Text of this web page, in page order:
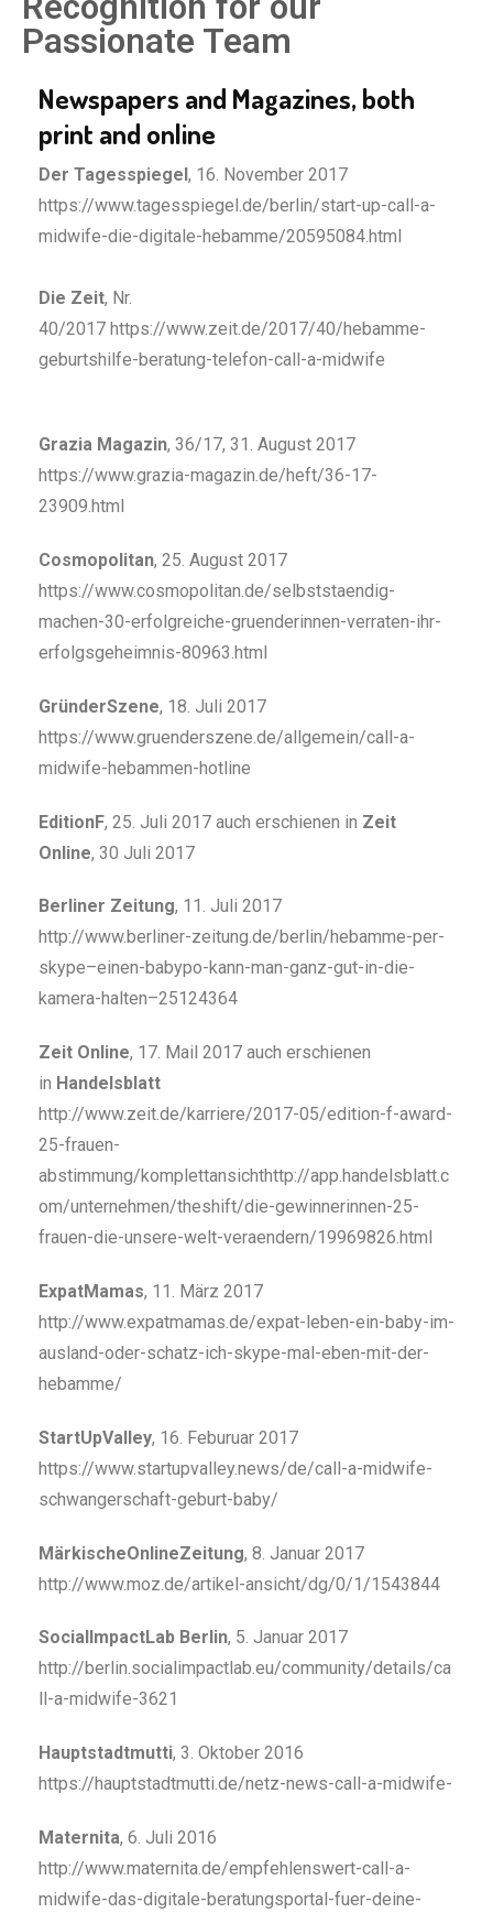
Passionate Team
Newspapers and Magazines, both
print and online
Der Tagesspiegel , 16. November 2017
https://www.tagesspiegel.de/berlin/start-up-call-a-
midwife-die-digitale-hebamme/20595084.html
Die Zeit, Nr.
40/2017 https://www.zeit.de/2017/40/hebamme-
geburtshilfe-beratung-telefon-call-a-midwife
Grazia Magazin, 36/17, 31. August 2017
https://www.grazia-magazin.de/heft/36-17-
23909.html
Cosmopolitan, 25. August 2017
https://www.cosmopolitan.de/selbststaendig-
machen-30-erfolgreiche-gruenderinnen-verraten-ihr-
erfolgsgeheimnis-80963.html
GründerSzene, 18. Juli 2017
https://www.gruenderszene.de/allgemein/call-a-
midwife-hebammen-hotline
EditionF, 25. Juli 2017 auch erschienen in Zeit
Online, 30 Juli 2017
Berliner Zeitung, 11. Juli 2017
http://www.berliner-zeitung.de/berlin/hebamme-per-
skype–einen-babypo-kann-man-ganz-gut-in-die-
kamera-halten–25124364
Zeit Online, 17. Mail 2017 auch erschienen
in Handelsblatt
http://www.zeit.de/karriere/2017-05/edition-f-award-
25-frauen-
abstimmung/komplettansichthttp://app.handelsblatt.c
om/unternehmen/theshift/die-gewinnerinnen-25-
frauen-die-unsere-welt-veraendern/19969826.html
ExpatMamas, 11. März 2017
http://www.expatmamas.de/expat-leben-ein-baby-im-
ausland-oder-schatz-ich-skype-mal-eben-mit-der-
hebamme/
StartUpValley, 16. Feburuar 2017
https://www.startupvalley.news/de/call-a-midwife-
schwangerschaft-geburt-baby/
MärkischeOnlineZeitung, 8. Januar 2017
http://www.moz.de/artikel-ansicht/dg/0/1/1543844
SocialImpactLab Berlin, 5. Januar 2017
http://berlin.socialimpactlab.eu/community/details/ca
ll-a-midwife-3621
Hauptstadtmutti, 3. Oktober 2016
https://hauptstadtmutti.de/netz-news-call-a-midwife-
Maternita, 6. Juli 2016
http://www.maternita.de/empfehlenswert-call-a-
midwife-das-digitale-beratungsportal-fuer-deine-